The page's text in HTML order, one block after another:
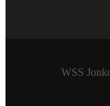
WSS